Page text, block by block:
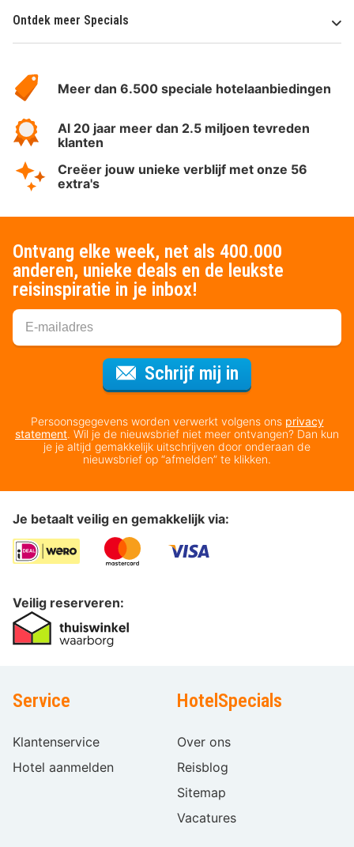
Ontdek meer Specials
HotelSpecials
Meer dan 6.500 speciale hotelaanbiedingen
Al 20 jaar meer dan 2.5 miljoen tevreden
klanten
Creëer jouw unieke verblijf met onze 56
extra's
Ontvang elke week, net als 400.000
anderen, unieke deals en de leukste
reisinspiratie in je inbox!
Schrijf mij in
Persoonsgegevens worden verwerkt volgens ons privacy
statement. Wil je de nieuwsbrief niet meer ontvangen? Dan kun
je je altijd gemakkelijk uitschrijven door onderaan de
nieuwsbrief op “afmelden” te klikken.
Je betaalt veilig en gemakkelijk via:
Veilig reserveren:
Service
Klantenservice
Hotel aanmelden
HotelSpecials
Over ons
Reisblog
Sitemap
Vacatures